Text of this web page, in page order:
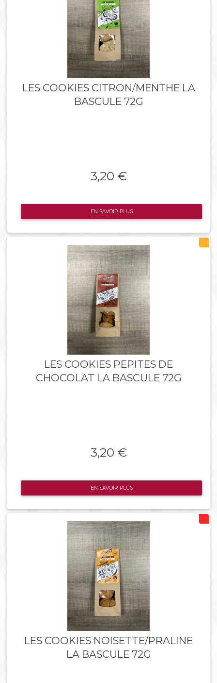
LES COOKIES CITRON/MENTHE LA
BASCULE 72G
3,20 €
EN SAVOIR PLUS
LES COOKIES PEPITES DE
CHOCOLAT LA BASCULE 72G
3,20 €
EN SAVOIR PLUS
LES COOKIES NOISETTE/PRALINE
LA BASCULE 72G